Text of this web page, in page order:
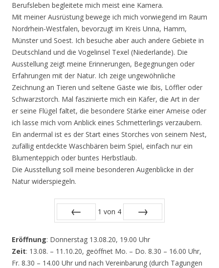
Berufsleben begleitete mich meist eine Kamera.
Mit meiner Ausrüstung bewege ich mich vorwiegend im Raum
Nordrhein-Westfalen, bevorzugt im Kreis Unna, Hamm,
Münster und Soest. Ich besuche aber auch andere Gebiete in
Deutschland und die Vogelinsel Texel (Niederlande). Die
Ausstellung zeigt meine Erinnerungen, Begegnungen oder
Erfahrungen mit der Natur. Ich zeige ungewöhnliche
Zeichnung an Tieren und seltene Gäste wie Ibis, Löffler oder
Schwarzstorch. Mal faszinierte mich ein Käfer, die Art in der
er seine Flügel faltet, die besondere Stärke einer Ameise oder
ich lasse mich vom Anblick eines Schmetterlings verzaubern.
Ein andermal ist es der Start eines Storches von seinem Nest,
zufällig entdeckte Waschbären beim Spiel, einfach nur ein
Blumenteppich oder buntes Herbstlaub.
Die Ausstellung soll meine besonderen Augenblicke in der
Natur widerspiegeln.
1 von 4
Eröffnung: Donnerstag 13.08.20, 19.00 Uhr
Zeit: 13.08. – 11.10.20, geöffnet Mo. – Do. 8.30 – 16.00 Uhr,
Fr. 8.30 – 14.00 Uhr und nach Vereinbarung (durch Tagungen